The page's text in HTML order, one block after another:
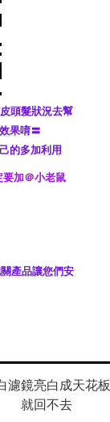
頭髮狀況去幫
果唷〓
的多加利用
要加＠小老鼠
產品讓您們安